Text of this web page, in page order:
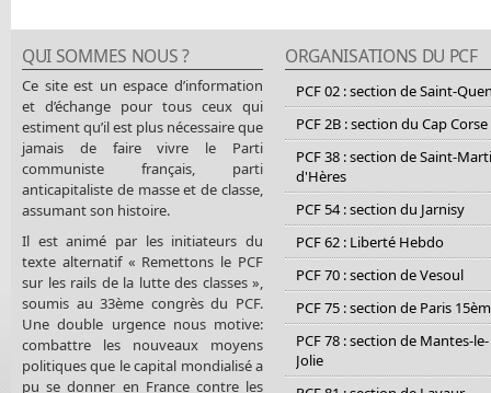
QUI SOMMES NOUS ?
Ce site est un espace d’information
et d’échange pour tous ceux qui
estiment qu’il est plus nécessaire que
jamais de faire vivre le Parti
communiste français, parti
anticapitaliste de masse et de classe,
assumant son histoire.
Il est animé par les initiateurs du
texte alternatif « Remettons le PCF
sur les rails de la lutte des classes »,
soumis au 33ème congrès du PCF.
Une double urgence nous motive:
combattre les nouveaux moyens
politiques que le capital mondialisé a
pu se donner en France contre les
ORGANISATIONS DU PCF
PCF 02 : section de Saint-
PCF 2B : section du Cap Corse
PCF 38 : section de Saint-
d'Hères
PCF 54 : section du Jarnisy
PCF 62 : Liberté Hebdo
PCF 70 : section de Vesoul
PCF 75 : section de Paris
PCF 78 : section de Mantes-le-
Jolie